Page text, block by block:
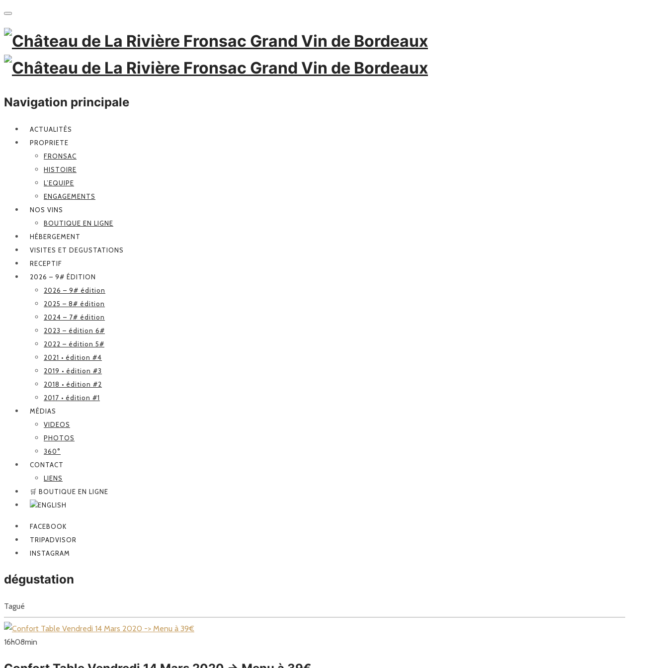
Navigation principale
ACTUALITÉS
PROPRIETE
FRONSAC
HISTOIRE
L’EQUIPE
ENGAGEMENTS
NOS VINS
BOUTIQUE EN LIGNE
HÉBERGEMENT
VISITES ET DEGUSTATIONS
RECEPTIF
2026 – 9# ÉDITION
2026 – 9# édition
2025 – 8# édition
2024 – 7# édition
2023 – édition 6#
2022 – édition 5#
2021 • édition #4
2019 • édition #3
2018 • édition #2
2017 • édition #1
MÉDIAS
VIDEOS
PHOTOS
360°
CONTACT
LIENS
🛒 BOUTIQUE EN LIGNE
FACEBOOK
TRIPADVISOR
INSTAGRAM
dégustation
Tagué
16h08min